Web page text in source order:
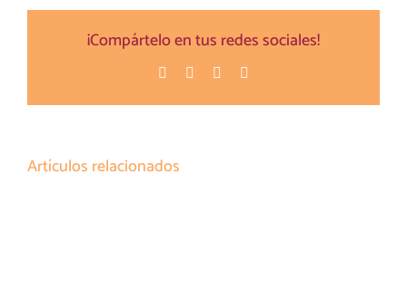
¡Compártelo en tus redes sociales!
Facebook
TwitterPinterest
Artículos relacionados